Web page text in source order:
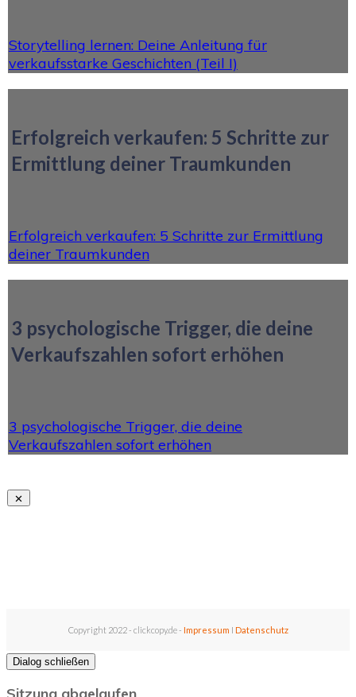
Storytelling lernen: Deine Anleitung für
verkaufsstarke Geschichten (Teil I)
Erfolgreich verkaufen: 5 Schritte zur
Ermittlung deiner Traumkunden
Erfolgreich verkaufen: 5 Schritte zur Ermittlung
deiner Traumkunden
3 psychologische Trigger, die deine
Verkaufszahlen sofort erhöhen
3 psychologische Trigger, die deine
Verkaufszahlen sofort erhöhen
Copyright 2022 - clickcopy.de - Impressum I Datenschutz
Dialog schließen